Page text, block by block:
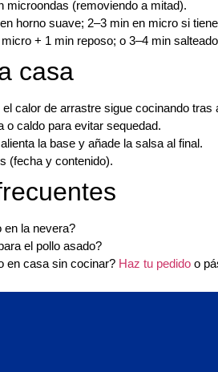
microondas (removiendo a mitad).
horno suave; 2–3 min en micro si
+ 1 min reposo; o 3–4 min
casa
el calor de arrastre sigue cocinando tras
o caldo para evitar sequedad.
la base y añade la salsa al final.
(fecha y contenido).
en la nevera?
el pollo asado?
en casa sin cocinar? Haz tu pedido o